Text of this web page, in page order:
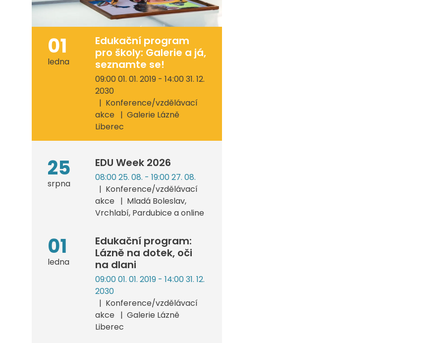
01
ledna
Edukační program
pro školy: Galerie a já,
seznamte se!
09:00 01. 01. 2019 - 14:00 31. 12.
2030
Konference/vzdělávací
akce
Galerie Lázně
Liberec
25
srpna
EDU Week 2026
08:00 25. 08. - 19:00 27. 08.
Konference/vzdělávací
akce
Mladá Boleslav,
Vrchlabí, Pardubice a online
01
ledna
Edukační program:
Lázně na dotek, oči
na dlani
09:00 01. 01. 2019 - 14:00 31. 12.
2030
Konference/vzdělávací
akce
Galerie Lázně
Liberec